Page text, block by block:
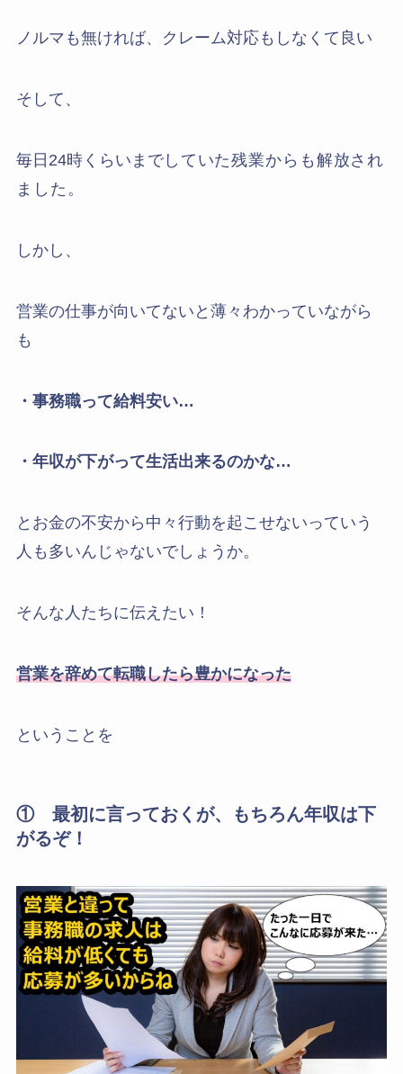
ノルマも無ければ、クレーム対応もしなくて良い
そして、
毎日24時くらいまでしていた残業からも解放され
ました。
しかし、
営業の仕事が向いてないと薄々わかっていながら
も
・事務職って給料安い…
・年収が下がって生活出来るのかな…
とお金の不安から中々行動を起こせないっていう
人も多いんじゃないでしょうか。
そんな人たちに伝えたい！
営業を辞めて転職したら豊かになった
ということを
① 最初に言っておくが、もちろん年収は下
がるぞ！